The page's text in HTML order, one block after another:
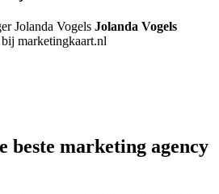
Jolanda Vogels
marketingkaart.nl
beste marketing agency